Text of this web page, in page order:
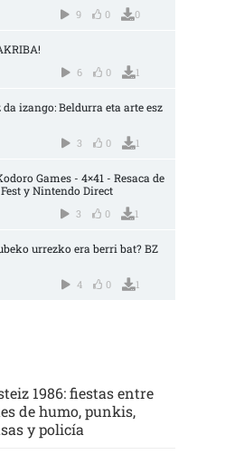
9 0 0
6 0 1
da izango: Beldurra eta arte esz
3 0 1
Games - 4×41 - Resaca de
y Nintendo Direct
3 0 1
urrezko era berri bat? BZ
4 0 1
1986: fiestas entre
de humo, punkis,
y policía